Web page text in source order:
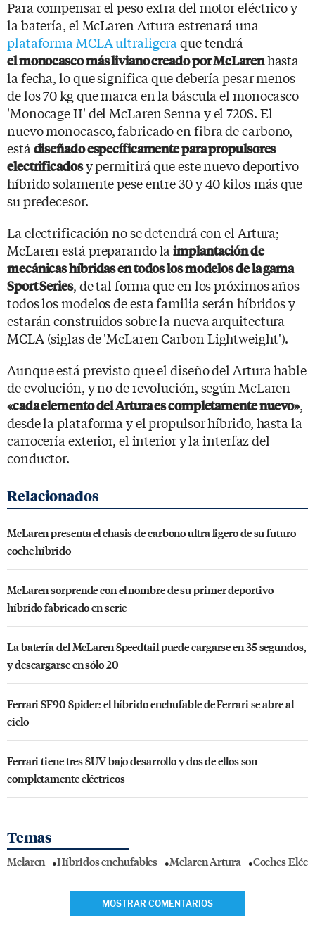
Para compensar el peso extra del motor eléctrico y
la batería, el McLaren Artura estrenará una
plataforma MCLA ultraligera que tendrá
el monocasco más liviano creado por McLarenhasta
la fecha, lo que significa que debería pesar menos
de los 70 kg que marca en la báscula el monocasco
'Monocage II' del McLaren Senna y el 720S. El
nuevo monocasco, fabricado en fibra de carbono,
está diseñado específicamente para propulsores
electrificadosy permitirá que este nuevo deportivo
híbrido solamente pese entre 30 y 40 kilos más que
su predecesor.
La electrificación no se detendrá con el Artura;
McLaren está preparando laimplantación de
mecánicas híbridas en todos los modelos de la gama
Sport Series, de tal forma que en los próximos años
todos los modelos de esta familia serán híbridos y
estarán construidos sobre la nueva arquitectura
MCLA (siglas de 'McLaren Carbon Lightweight').
Aunque está previsto que el diseño del Artura hable
de evolución, y no de revolución, según McLaren
«cada elemento del Artura es completamente nuevo»,
desde la plataforma y el propulsor híbrido, hasta la
carrocería exterior, el interior y la interfaz del
conductor.
McLaren presenta el chasis de carbono ultra ligero de su futuro
coche híbrido
McLaren sorprende con el nombre de su primer deportivo
híbrido fabricado en serie
La batería del McLaren Speedtail puede cargarse en 35 segundos,
y descargarse en sólo 20
Ferrari SF90 Spider: el híbrido enchufable de Ferrari se abre al
cielo
Ferrari tiene tres SUV bajo desarrollo y dos de ellos son
completamente eléctricos
Temas
Mclaren Híbridos enchufables Mclaren Artura Coches
MOSTRAR COMENTARIOS